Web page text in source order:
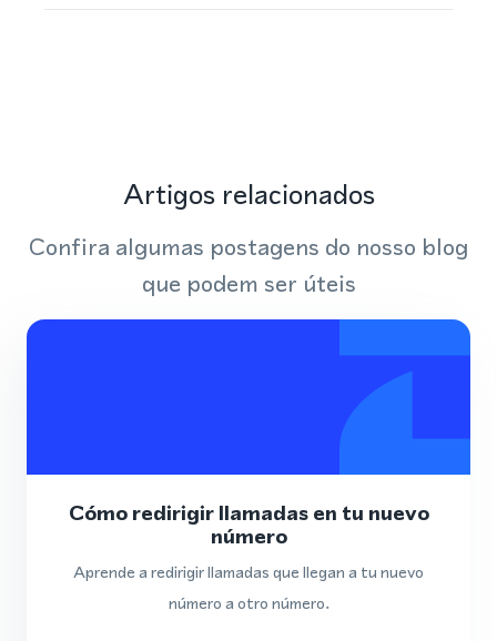
Artigos relacionados
Confira algumas postagens do nosso blog
que podem ser úteis
Cómo redirigir llamadas en tu nuevo
número
Aprende a redirigir llamadas que llegan a tu nuevo
número a otro número.